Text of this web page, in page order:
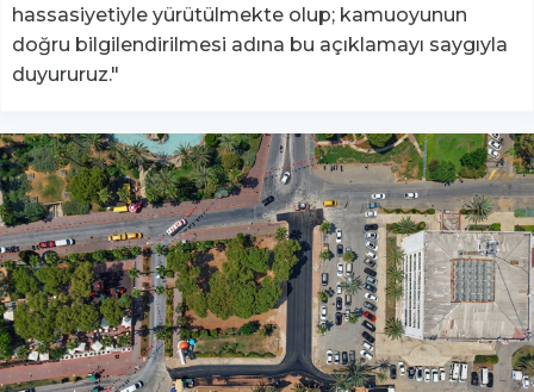
hassasiyetiyle yürütülmekte olup; kamuoyunun
doğru bilgilendirilmesi adına bu açıklamayı saygıyla
duyururuz."